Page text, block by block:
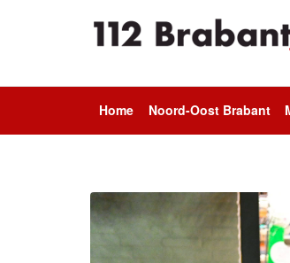
Home Noord-Oost Brabant